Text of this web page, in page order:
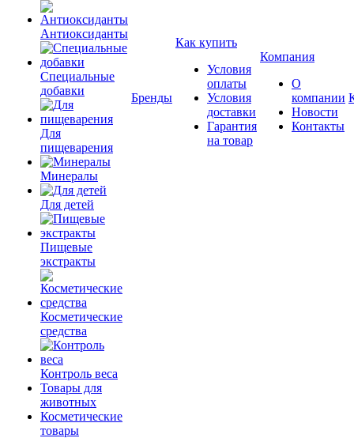
Антиоксиданты
Специальные
добавки
Для
пищеварения
Минералы
Для детей
Пищевые
экстракты
Косметические
средства
Контроль веса
Товары для
животных
Косметические
товары
Бренды
Как купить
Условия
оплаты
Условия
доставки
Гарантия
на товар
Компания
О
компании
Новости
Контакты